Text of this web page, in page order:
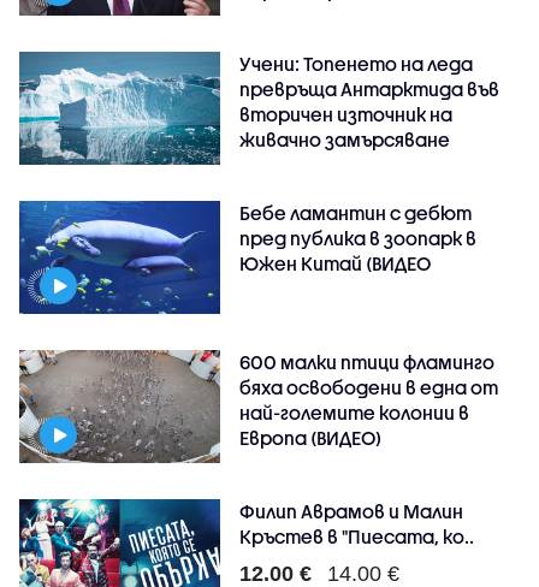
Учени: Топенето на леда
превръща Антарктида във
вторичен източник на
живачно замърсяване
Бебе ламантин с дебют
пред публика в зоопарк в
Южен Китай (ВИДЕО
600 малки птици фламинго
бяха освободени в една от
най-големите колонии в
Европа (ВИДЕО)
Филип Аврамов и Малин
Кръстев в "Пиесата, ко..
12.00 € 14.00 €